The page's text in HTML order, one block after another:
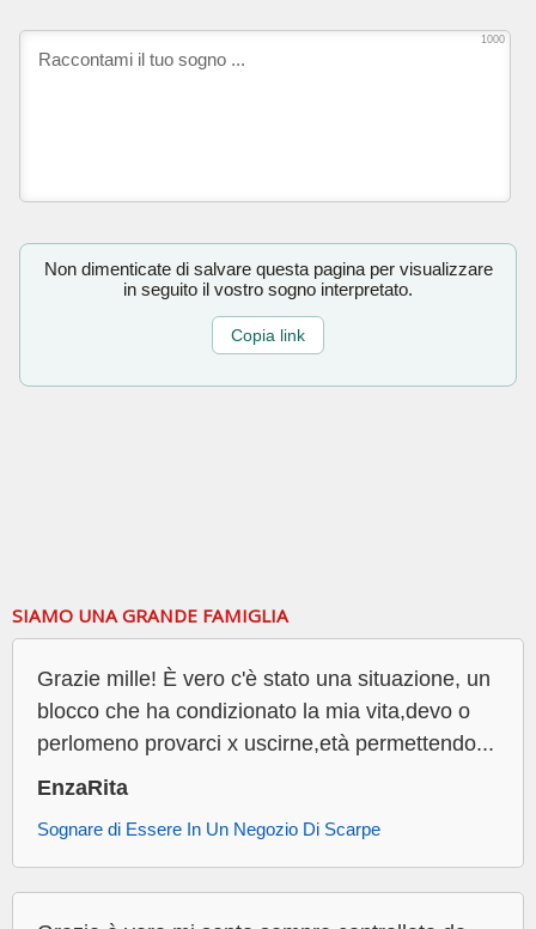
1000
Non dimenticate di salvare questa pagina per visualizzare
in seguito il vostro sogno interpretato.
Copia link
SIAMO UNA GRANDE FAMIGLIA
Grazie mille! È vero c'è stato una situazione, un
blocco che ha condizionato la mia vita,devo o
perlomeno provarci x uscirne,età permettendo...
EnzaRita
Sognare di Essere In Un Negozio Di Scarpe